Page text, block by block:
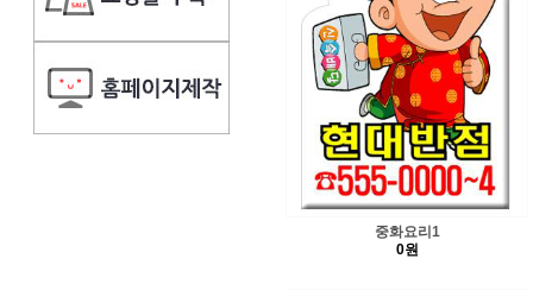
중화요리1
0원